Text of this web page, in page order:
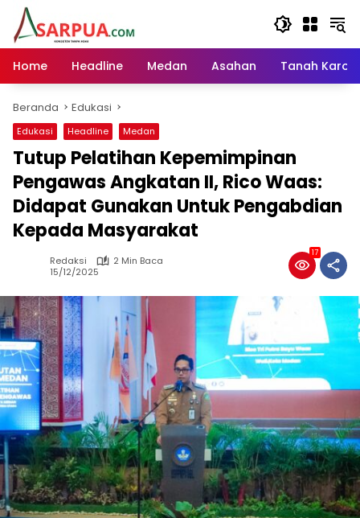
Langsung
konten
Home
Headline Medan Asahan Tanah Karo
Beranda Edukasi
Edukasi Headline Medan
Tutup Pelatihan Kepemimpinan
Pengawas Angkatan II, Rico Waas:
Didapat Gunakan Untuk Pengabdian
Kepada Masyarakat
Redaksi
2 Min Baca
15/12/2025
17